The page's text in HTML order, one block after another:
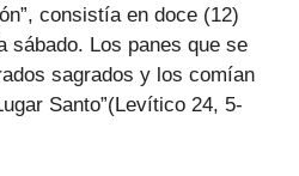
consistía en doce (12)
sábado. Los panes que se
sagrados y los comían
Santo”(Levítico 24, 5-